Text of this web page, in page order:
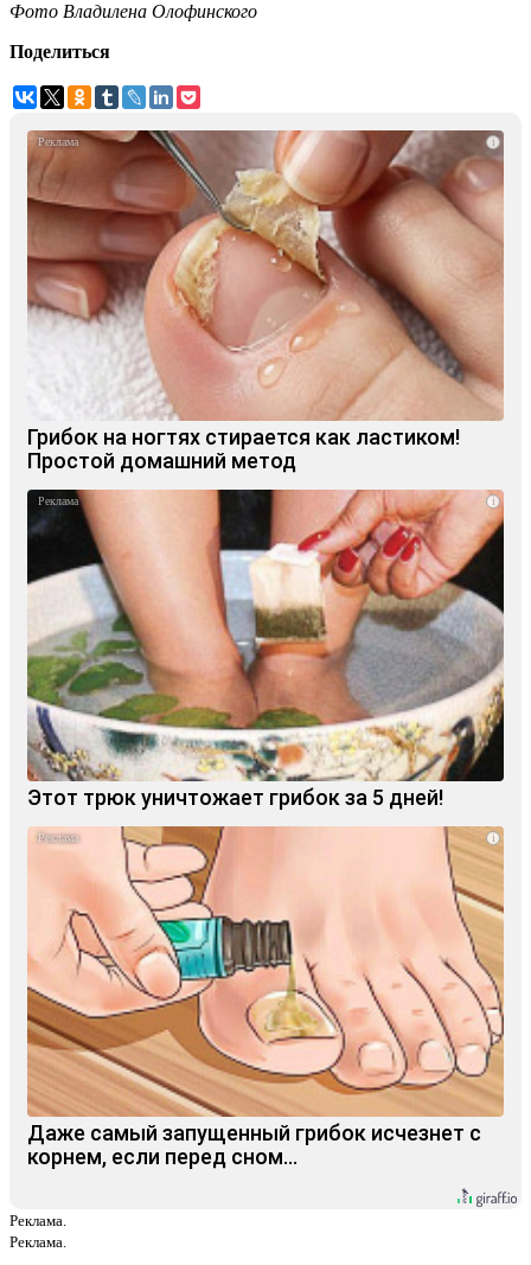
Фото Владилена Олофинского
Поделиться
i
Грибок на ногтях стирается как ластиком!
Простой домашний метод
i
Этот трюк уничтожает грибок за 5 дней!
i
Даже самый запущенный грибок исчезнет с
корнем, если перед сном…
Реклама.
Реклама.